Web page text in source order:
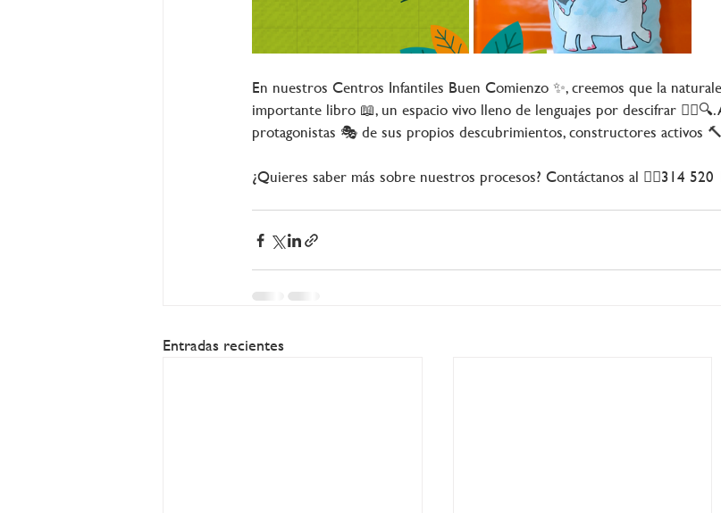
En nuestros Centros Infantiles Buen Comienzo ✨, creemos que la
importante libro 📖, un espacio vivo lleno de lenguajes por descifrar 🕵️‍♂️🔍.
protagonistas 🎭 de sus propios descubrimientos, constructores activos
¿Quieres saber más sobre nuestros procesos? Contáctanos al 👉🏼314 520
Entradas recientes